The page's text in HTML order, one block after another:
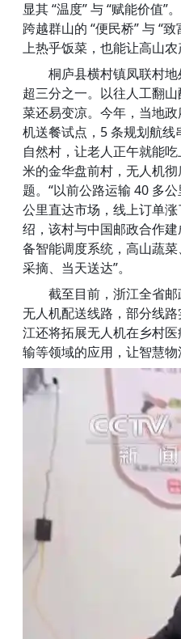
显其 “温度” 与 “赋能价值”
跨越群山的 “便民桥” 与 “
上热乎饭菜，也能让高山农
桐庐县横村镇凤联村地
超三分之一。以往人工翻
菜还易变凉。今年，当地
机送餐试点，5 条规划航
自然村，让老人正午就能
米的金华盘前村，无人机
题。“以前公路运输 40 多
公里直达市场，线上订单
绍，该村与中国邮政合作
备智能调度系统，高山蔬
采摘、当天送达”。
截至目前，浙江全省邮
无人机配送线路，部分线
江还将拓展无人机在乡村
输等领域的应用，让智慧物